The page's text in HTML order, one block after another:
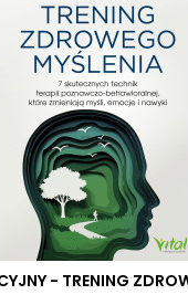
- TRENING